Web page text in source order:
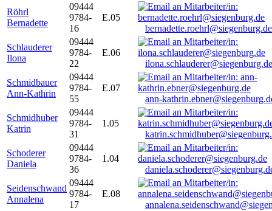
Röhrl
Bernadette
09444
9784-
16
E.05
bernadette.roehrl@siegenburg.de
Schlauderer
Ilona
09444
9784-
22
E.06
ilona.schlauderer@siegenburg.de
Schmidbauer
Ann-Kathrin
09444
9784-
55
E.07
ann-
Schmidhuber
Katrin
09444
9784-
31
1.05
Schoderer
Daniela
09444
9784-
36
1.04
Seidenschwand
Annalena
09444
9784-
17
E.08